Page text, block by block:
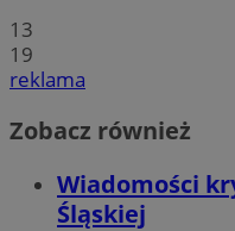
13
19
reklama
Zobacz również
Wiadomości
Śląskiej